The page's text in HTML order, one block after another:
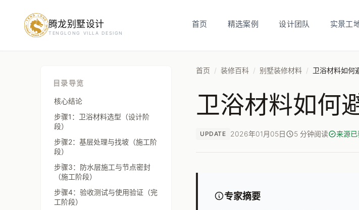
腾龙别墅设计
TENGLONG VILLA DESIGN
首页 精选案例 设计团队 实景工
目录导览
核心结论
步骤1：卫浴材料选型（设计阶
段）
步骤2：基层处理与找坡（施工阶
段）
步骤3：防水层施工与节点密封
（施工阶段）
步骤4：验收测试与使用验证（完
工阶段）
首页 / 装修百科 / 别墅装修材料 / 卫浴材料如何
卫浴材料如何
UPDATE 2026年01月05日 5 分钟阅读 来源已
专家摘要
预约设计咨询
房屋面积（㎡）
立即预约